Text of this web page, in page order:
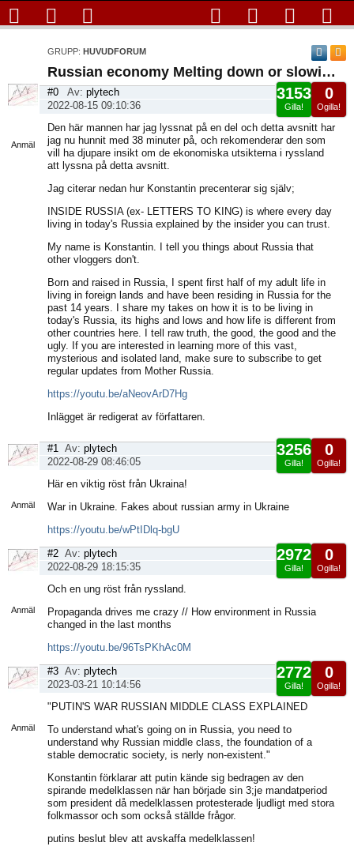
GRUPP: HUVUDFORUM
Anmäl
Russian economy Melting down or slowing down?
0
Ogilla!
3153
Gilla!
#0 Av: plytech
2022-08-15 09:10:36
Den här mannen har jag lyssnat på en del och detta avsnitt har
jag nu hunnit med 38 minuter på, och rekomenderar den som
vill ha djupare insikt om de ekonomiska utsikterna i ryssland
att lyssna på detta avsnitt.
Jag citerar nedan hur Konstantin precenterar sig själv;
INSIDE RUSSIA (ex- LETTERS TO KING) is where every day
living in today's Russia explained by the insider you can trust.
My name is Konstantin. I tell you things about Russia that
other vloggers don't.
Born and raised in Russia, I spent first half of my adult life in
living in foreign lands and have been residing in Russia for the
past 14 years. I share my takes on how it is to be living in
today's Russia, its highs and lows and how life is different from
other countries here. I tell raw truth, the good, the good and the
ugly. If you are interested in learning more of this vast,
mysterious and isolated land, make sure to subscribe to get
regular updates from Mother Russia.
https://youtu.be/aNeovArD7Hg
Inlägget är redigerat av författaren.
Anmäl
0
Ogilla!
3256
Gilla!
#1 Av: plytech
2022-08-29 08:46:05
Här en viktig röst från Ukraina!
War in Ukraine. Fakes about russian army in Ukraine
https://youtu.be/wPtIDlq-bgU
Anmäl
0
Ogilla!
2972
Gilla!
#2 Av: plytech
2022-08-29 18:15:35
Och en ung röst från ryssland.
Propaganda drives me crazy // How environment in Russia
changed in the last months
https://youtu.be/96TsPKhAc0M
Anmäl
0
Ogilla!
2772
Gilla!
#3 Av: plytech
2023-03-21 10:14:56
"PUTIN'S WAR RUSSIAN MIDDLE CLASS EXPLAINED
To understand what's going on in Russia, you need to
understand why Russian middle class, the foundation of a
stable democratic society, is nerly non-existent."
Konstantin förklarar att putin kände sig bedragen av den
spirande medelklassen när han började sin 3;je mandatperiod
som president då medelklassen protesterade ljudligt med stora
folkmassor och som också ställde frågor.
putins beslut blev att avskaffa medelklassen!